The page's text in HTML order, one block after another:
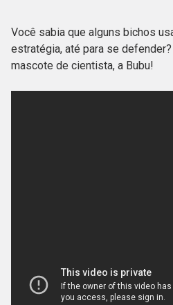
Você sabia que alguns bichos
estratégia, até para se
mascote de cientista, a Bubu!